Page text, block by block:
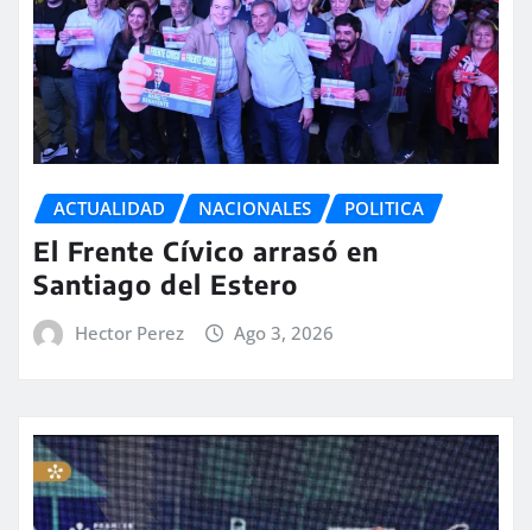
ACTUALIDAD NACIONALES POLITICA
El Frente Cívico arrasó en
Santiago del Estero
Hector Perez Ago 3, 2026